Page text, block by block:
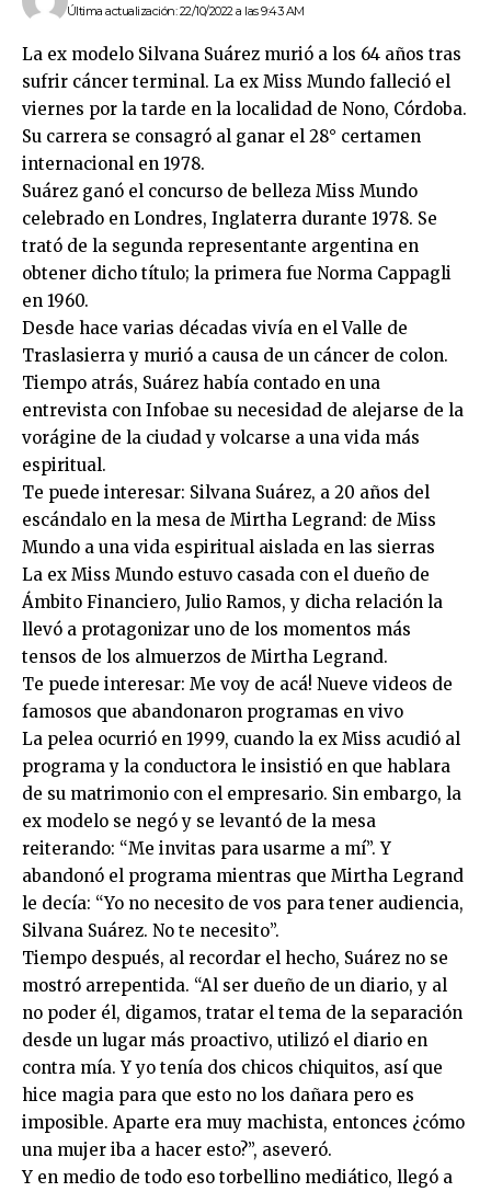
Última actualización: 22/10/2022 a las 9:43 AM
La ex modelo Silvana Suárez murió a los 64 años tras
sufrir cáncer terminal. La ex Miss Mundo falleció el
viernes por la tarde en la localidad de Nono, Córdoba.
Su carrera se consagró al ganar el 28° certamen
internacional en 1978.
Suárez ganó el concurso de belleza Miss Mundo
celebrado en Londres, Inglaterra durante 1978. Se
trató de la segunda representante argentina en
obtener dicho título; la primera fue Norma Cappagli
en 1960.
Desde hace varias décadas vivía en el Valle de
Traslasierra y murió a causa de un cáncer de colon.
Tiempo atrás, Suárez había contado en una
entrevista con Infobae su necesidad de alejarse de la
vorágine de la ciudad y volcarse a una vida más
espiritual.
Te puede interesar: Silvana Suárez, a 20 años del
escándalo en la mesa de Mirtha Legrand: de Miss
Mundo a una vida espiritual aislada en las sierras
La ex Miss Mundo estuvo casada con el dueño de
Ámbito Financiero, Julio Ramos, y dicha relación la
llevó a protagonizar uno de los momentos más
tensos de los almuerzos de Mirtha Legrand.
Te puede interesar: Me voy de acá! Nueve videos de
famosos que abandonaron programas en vivo
La pelea ocurrió en 1999, cuando la ex Miss acudió al
programa y la conductora le insistió en que hablara
de su matrimonio con el empresario. Sin embargo, la
ex modelo se negó y se levantó de la mesa
reiterando: “Me invitas para usarme a mí”. Y
abandonó el programa mientras que Mirtha Legrand
le decía: “Yo no necesito de vos para tener audiencia,
Silvana Suárez. No te necesito”.
Tiempo después, al recordar el hecho, Suárez no se
mostró arrepentida. “Al ser dueño de un diario, y al
no poder él, digamos, tratar el tema de la separación
desde un lugar más proactivo, utilizó el diario en
contra mía. Y yo tenía dos chicos chiquitos, así que
hice magia para que esto no los dañara pero es
imposible. Aparte era muy machista, entonces ¿cómo
una mujer iba a hacer esto?”, aseveró.
Y en medio de todo eso torbellino mediático, llegó a